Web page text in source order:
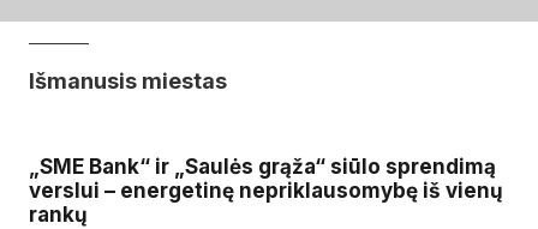
Išmanusis miestas
„SME Bank“ ir „Saulės grąža“ siūlo sprendimą
verslui – energetinę nepriklausomybę iš vienų
rankų